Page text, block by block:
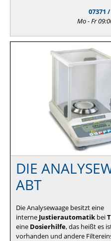
07371
Mo - Fr
DIE
ABT
Die Analysewaage besitzt eine
interne Justierautomatik bei
eine Dosierhilfe, das heißt es
vorhanden und andere